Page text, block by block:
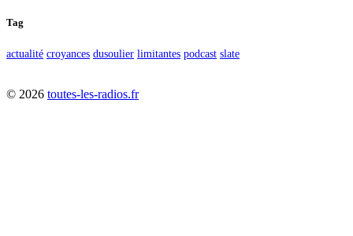
Tag
actualité croyances dusoulier limitantes podcast slate
© 2026 toutes-les-radios.fr